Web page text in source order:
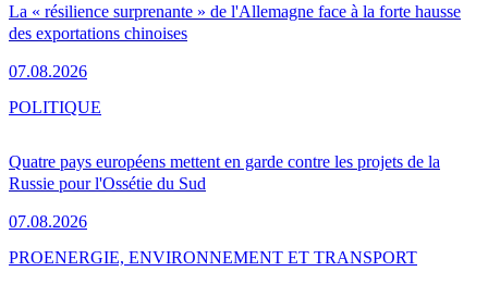
La « résilience surprenante » de l'Allemagne face à la forte hausse
des exportations chinoises
07.08.2026
Quatre pays européens mettent en garde contre les projets de la
Russie pour l'Ossétie du Sud
07.08.2026
POLITIQUE
PROENERGIE, ENVIRONNEMENT ET TRANSPORT